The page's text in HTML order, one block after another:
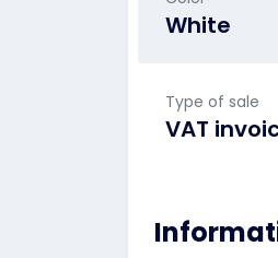
White
Type of sale
VAT